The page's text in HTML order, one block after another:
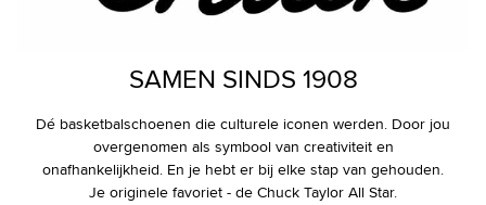
SAMEN SINDS 1908
Dé basketbalschoenen die culturele iconen werden. Door jou
overgenomen als symbool van creativiteit en
onafhankelijkheid. En je hebt er bij elke stap van gehouden.
Je originele favoriet - de Chuck Taylor All Star.